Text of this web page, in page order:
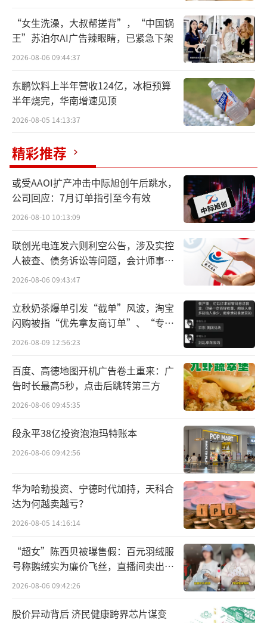
消费者的购物热情，即将启动的京东618，会带
来更多惊喜。
为给消费者带来更加简单、直接的补贴优
惠，今年京东618将提供“每人每天补贴超100
0元”的补贴加码。消费者在活动主会场一键即
各品类东券等，即领即用，享实惠更简单；激
活京东白条的用户还可享受白条6期分期免息福
利。
作为首次整合“以旧换新”国家补贴和京
东外卖百亿补贴的一届京东618，“补上加
方位的极致优惠体验。在京东“国家补贴×百
亿补贴”频道，消费者购买手机数码、家电家
居等消费品，至高可省2000元，并可叠加享受
白条至高24期分期免息。
“女生洗澡，大叔帮搓背”，“中国锅
王”苏泊尔AI广告辣眼睛，已紧急下架
2026-08-06 09:44:37
东鹏饮料上半年营收124亿，冰柜预算
半年烧完，华南增速见顶
2026-08-05 14:13:37
精彩推荐
或受AAOI扩产冲击中际旭创午后跳水，
公司回应：7月订单指引至今有效
2026-08-10 10:13:09
联创光电连发六则利空公告，涉及实控
人被查、债务诉讼等问题，会计师事务
所曾出具“保留意见”
2026-08-06 09:43:47
立秋奶茶爆单引发“截单”风波，淘宝
闪购被指“优先拿友商订单”、“专挑
贵的拿”
2026-08-09 12:56:23
百度、高德地图开机广告卷土重来：广
告时长最高5秒，点击后跳转第三方
2026-08-06 09:45:35
段永平38亿投资泡泡玛特账本
2026-08-06 09:42:56
华为哈勃投资、宁德时代加持，天科合
达为何越卖越亏？
2026-08-05 14:16:14
“超女”陈西贝被曝售假：百元羽绒服
号称鹅绒实为廉价飞丝，直播间卖出超
百万元
2026-08-06 09:42:26
股价异动背后 济民健康跨界芯片谋变